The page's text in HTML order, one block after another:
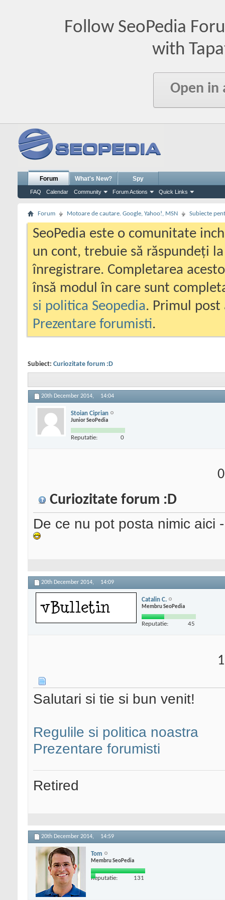
Follow SeoPedia
with
Open in
Forum
FAQ Calendar Community Forum Actions Quick Links
What's New? Spy
Forum Motoare de cautare. Google, Yahoo!, MSN Subiecte
SeoPedia este o comunitate
un cont, trebuie să răspundeți
înregistrare. Completarea
însă modul în care sunt
si politica Seopedia. Primul
Prezentare forumisti.
Subiect: Curiozitate forum :D
20th December 2014, 14:04
Stoian Ciprian
Junior SeoPedia
Reputatie: 0
Curiozitate forum :D
De ce nu pot posta nimic aici
20th December 2014, 14:09
Catalin C.
Membru SeoPedia
Reputatie: 45
Salutari si tie si bun venit!
Regulile si politica noastra
Prezentare forumisti
Retired
20th December 2014, 14:59
Tom
Membru SeoPedia
Reputatie: 131